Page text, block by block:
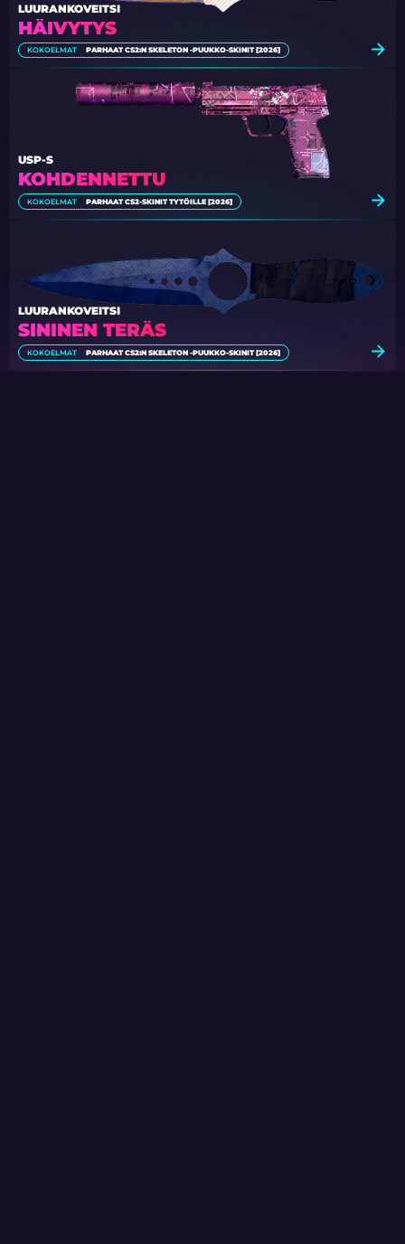
HÄIVYTYS
LUURANKOVEITSI
KOKOELMAT PARHAAT CS2:N SKELETON -PUUKKO-SKINIT [2026]
KOHDENNETTU
USP-S
KOKOELMAT PARHAAT CS2-SKINIT TYTÖILLE [2026]
SININEN TERÄS
LUURANKOVEITSI
KOKOELMAT PARHAAT CS2:N SKELETON -PUUKKO-SKINIT [2026]